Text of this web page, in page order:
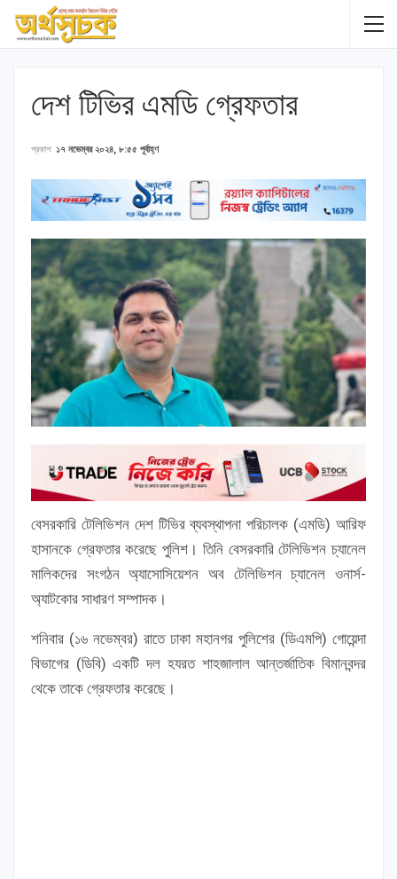
দেশ টিভির এমডি গ্রেফতার
প্রকাশ ১৭ নভেম্বর ২০২৪, ৮:৫৫ পূর্বাহ্ণ
বেসরকারি টেলিভিশন দেশ টিভির ব্যবস্থাপনা পরিচালক (এমডি) আরিফ
হাসানকে গ্রেফতার করেছে পুলিশ। তিনি বেসরকারি টেলিভিশন চ্যানেল
মালিকদের সংগঠন অ্যাসোসিয়েশন অব টেলিভিশন চ্যানেল ওনার্স-
অ্যাটকোর সাধারণ সম্পাদক।
শনিবার (১৬ নভেম্বর) রাতে ঢাকা মহানগর পুলিশের (ডিএমপি) গোয়েন্দা
বিভাগের (ডিবি) একটি দল হযরত শাহজালাল আন্তর্জাতিক বিমানবন্দর
থেকে তাকে গ্রেফতার করেছে।